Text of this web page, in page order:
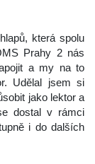
která spolu
Prahy 2 nás
a my na to
Udělal jsem si
jako lektor a
dostal v rámci
i do dalších